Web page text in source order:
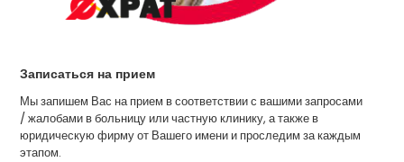
Записаться на прием
Мы запишем Вас на прием в соответствии с вашими запросами
/ жалобами в больницу или частную клинику, а также в
юридическую фирму от Вашего имени и проследим за каждым
этапом.